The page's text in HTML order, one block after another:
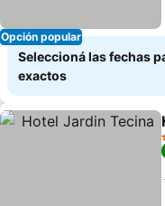
Opción popular
Seleccioná las fechas
exactos